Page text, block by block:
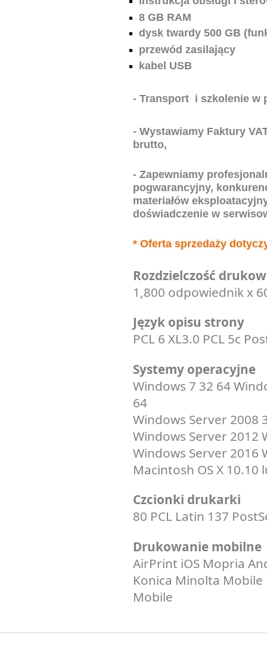
8 GB RAM
dysk twardy 500 GB
przewód zasilający
kabel USB
- Transport i szkolenie w
- Wystawiamy Faktury
brutto,
- Zapewniamy
pogwarancyjny,
materiałów
doświadczenie w
* Oferta sprzedaży
Rozdzielczość
1,800 odpowiednik x
Język opisu strony
PCL 6 XL3.0 PCL 5c
Systemy operacyjne
Windows 7 32 64
64
Windows Server 2008
Windows Server 2012
Windows Server 2016
Macintosh OS X
Czcionki drukarki
80 PCL Latin 137
Drukowanie mobilne
AirPrint iOS Mopria
Konica Minolta
Mobile